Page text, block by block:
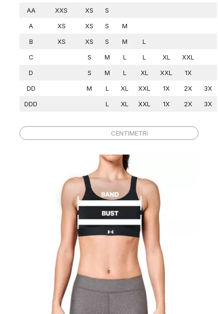
AA
XXS XS
S
A
XS XS S
M
B
XS XS S M
L
C
S M L L XL
XXL
D
S M L XL XXL
1X
DD
M L XL XXL 1X 2X
3X
DDD
L XL XXL 1X 2X
3X
4 inches
5 inches
6 inches
Band(cm)
CENTIMETRI